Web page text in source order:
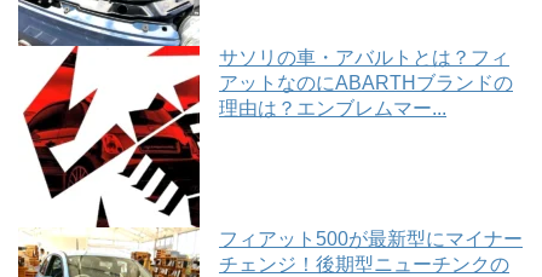
サソリの車・アバルトとは？フィ
アットなのにABARTHブランドの
理由は？エンブレムマー...
フィアット500が最新型にマイナー
チェンジ！後期型ニューチンクの